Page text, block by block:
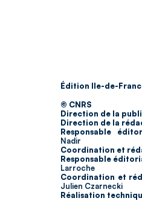
Édition Ile-de-
© CNRS
Direction de la
Direction de la
Responsable
Nadir
Coordination et
Responsable
Larroche
Coordination et
Julien Czarnecki
Réalisation